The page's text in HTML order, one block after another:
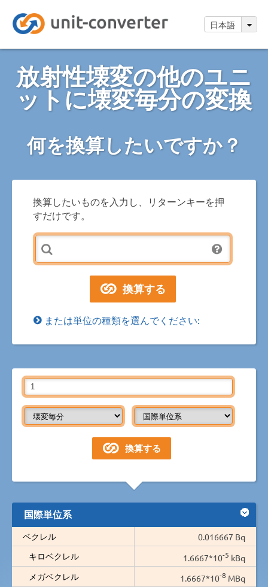
日本語
放射性壊変の他のユニ
ットに壊変毎分の変換
何を換算したいですか？
換算したいものを入力し、リターンキーを押
すだけです。
または単位の種類を選んでください:
国際単位系
ベクレル
0.016667 Bq
キロベクレル
1.6667*10-5 kBq
メガベクレル
1.6667*10-8 MBq